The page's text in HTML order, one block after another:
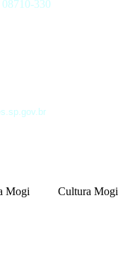
330
Mogi Cultura Mogi